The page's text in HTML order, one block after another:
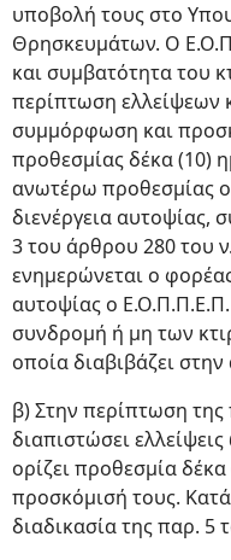
υποβολή τους στο
Θρησκευμάτων. Ο
και συμβατότητα του
περίπτωση ελλείψεων
συμμόρφωση και
προθεσμίας δέκα (10)
ανωτέρω προθεσμίας
διενέργεια αυτοψίας,
3 του άρθρου 280 του
ενημερώνεται ο
αυτοψίας ο
συνδρομή ή μη των
οποία διαβιβάζει
β) Στην περίπτωση
διαπιστώσει
ορίζει προθεσμία
προσκόμισή τους.
διαδικασία της παρ.